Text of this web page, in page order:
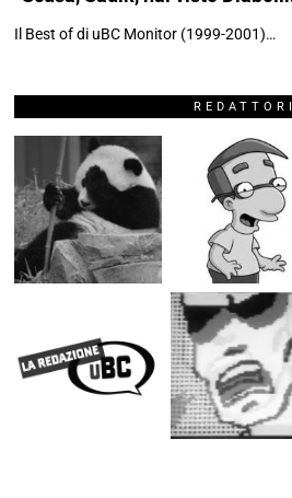
Il Best of di uBC Monitor (1999-2001)…
REDATTORI